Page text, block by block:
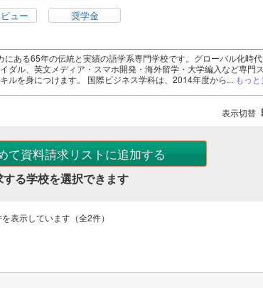
ュー 奨学金
ある65年の伝統と実績の語学系専門学校です。グローバル化時代
ダル、英文メディア・スマホ開発・海外留学・大学編入など専門
ルを身につけます。 国際ビジネス学科は、2014年度から... もっ
表示切替
て資料請求リストに追加する
る学校を選択できます
表示しています（全2件）